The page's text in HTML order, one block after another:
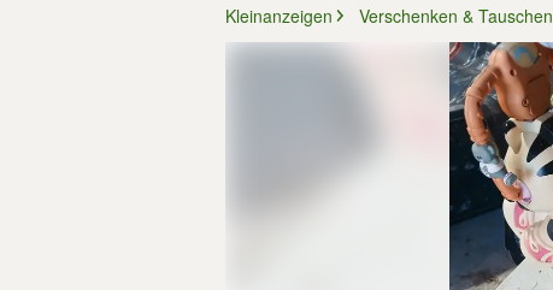
Kleinanzeigen Verschenken & Tauschen